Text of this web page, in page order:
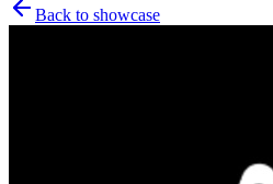
Back to showcase